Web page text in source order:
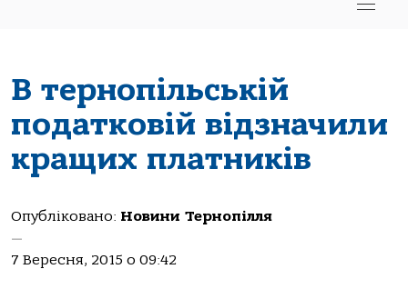
В тернопільській
податковій відзначили
кращих платників
Опубліковано: Новини Тернопілля
—
7 Вересня, 2015 о 09:42